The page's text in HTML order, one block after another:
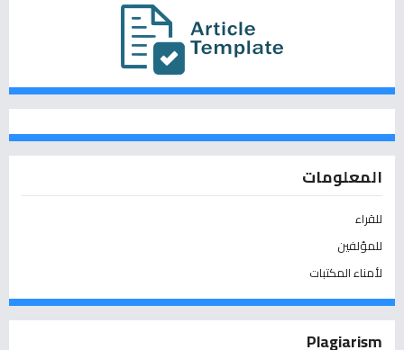
المعلومات
للقراء
للمؤلفين
لأمناء المكتبات
Plagiarism